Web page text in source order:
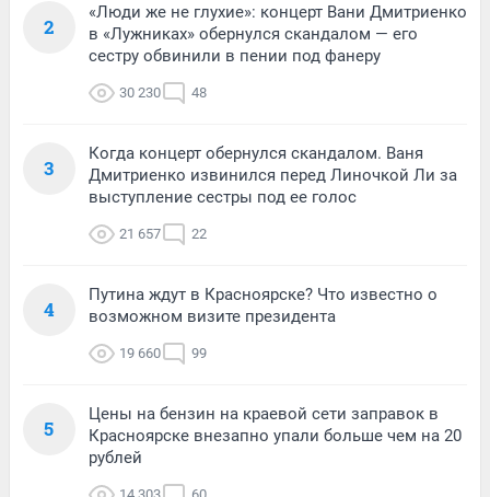
2
«Люди же не глухие»: концерт Вани Дмитриенко
в «Лужниках» обернулся скандалом — его
сестру обвинили в пении под фанеру
30 230 48
3
Когда концерт обернулся скандалом. Ваня
Дмитриенко извинился перед Линочкой Ли за
выступление сестры под ее голос
21 657 22
4
Путина ждут в Красноярске? Что известно о
возможном визите президента
19 660 99
5
Цены на бензин на краевой сети заправок в
Красноярске внезапно упали больше чем на 20
рублей